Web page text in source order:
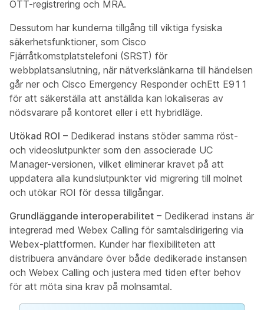
OTT-registrering och MRA.
Dessutom har kunderna tillgång till viktiga fysiska
säkerhetsfunktioner, som Cisco
Fjärråtkomstplatstelefoni (SRST) för
webbplatsanslutning, när nätverkslänkarna till händelsen
går ner och Cisco Emergency Responder ochEtt E911
för att säkerställa att anställda kan lokaliseras av
nödsvarare på kontoret eller i ett hybridläge.
Utökad ROI – Dedikerad instans stöder samma röst-
och videoslutpunkter som den associerade UC
Manager-versionen, vilket eliminerar kravet på att
uppdatera alla kundslutpunkter vid migrering till molnet
och utökar ROI för dessa tillgångar.
Grundläggande interoperabilitet – Dedikerad instans är
integrerad med Webex Calling för samtalsdirigering via
Webex-plattformen. Kunder har flexibiliteten att
distribuera användare över både dedikerade instansen
och Webex Calling och justera med tiden efter behov
för att möta sina krav på molnsamtal.